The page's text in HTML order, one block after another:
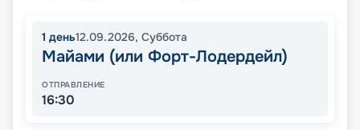
1 день12.09.2026, Суббота
Майами (или Форт-Лодердейл)
ОТПРАВЛЕНИЕ
16:30